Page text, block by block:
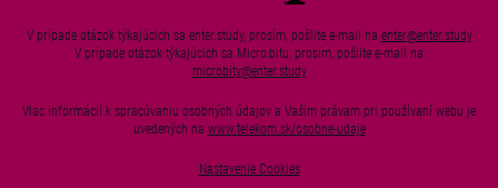
V prípade otázok týkajúcich sa enter.study, prosím, pošlite e-mail na enter@enter.study
V prípade otázok týkajúcich sa Micro:bitu, prosím, pošlite e-mail na
microbity@enter.study
Viac informácií k spracúvaniu osobných údajov a Vašim právam pri používaní webu je
uvedených na www.telekom.sk/osobne-udaje
Nastavenie Cookies